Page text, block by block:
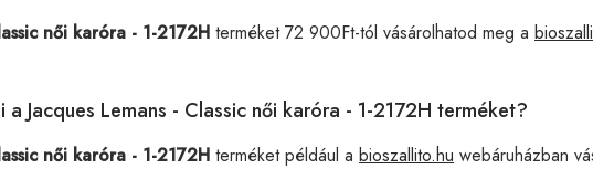
női karóra - 1-2172H terméket 72 900Ft-tól vásárolhatod meg a
a Jacques Lemans - Classic női karóra - 1-2172H terméket?
női karóra - 1-2172H terméket például a bioszallito.hu webáruházban